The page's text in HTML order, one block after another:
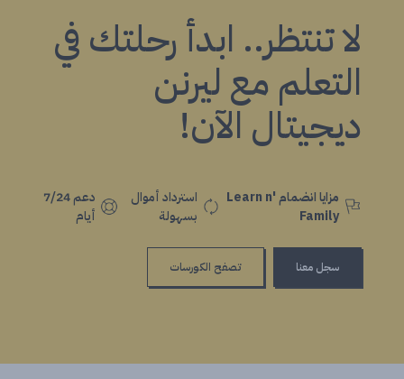
لا تنتظر.. ابدأ رحلتك في
التعلم مع ليرنن
ديجيتال الآن!
مزايا انضمام Learn n'
Family
استرداد أموال
بسهولة
دعم 7/24
أيام
سجل معنا تصفح الكورسات